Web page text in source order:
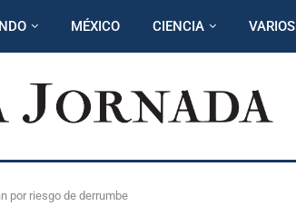
MÉXICO CIENCIA VARIOS
por riesgo de derrumbe